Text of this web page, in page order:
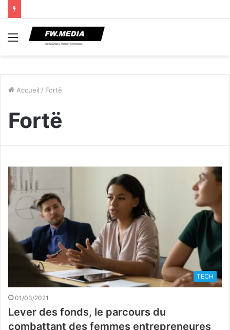
Menu
Accueil / Fortë
Fortë
TECH
01/03/2021
Lever des fonds, le parcours du
combattant des femmes entrepreneures